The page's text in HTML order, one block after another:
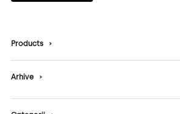
Products ›
Arhive ›